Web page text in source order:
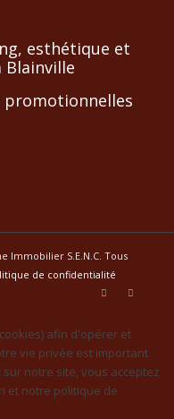
esthétique et
Blainville
promotionnelles
Immobilier S.E.N.C. Tous
de confidentialité
afin d'opérer et
vie privée est important
notre site, vous acceptez
et notre politique de